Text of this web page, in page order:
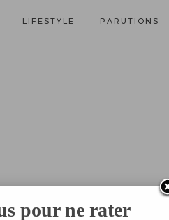
LIFESTYLE PARUTIONS
pour ne rater